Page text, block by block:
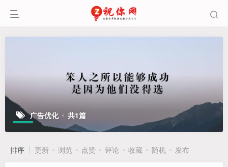
广告优化 共1篇
排序 更新 浏览 点赞 评论 收藏 随机 发布